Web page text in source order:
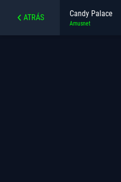
ATRÁS Candy Palace
Amusnet